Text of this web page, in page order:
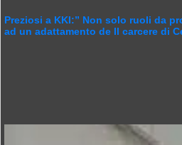
Preziosi a KKI:” Non solo ruoli da
ad un adattamento de Il carcere di